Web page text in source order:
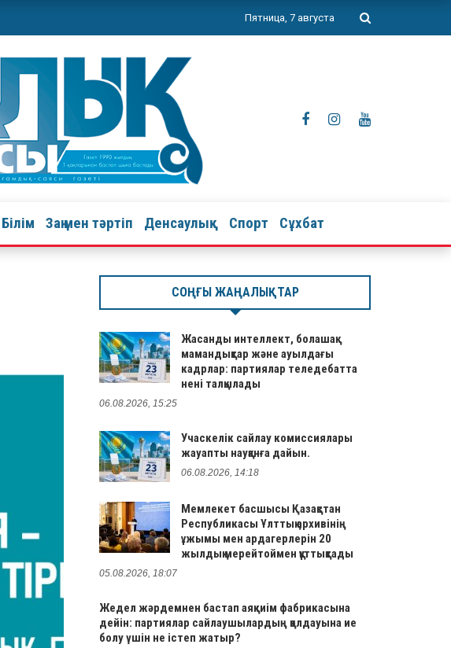
Пятница, 7 августа
Білім Заң мен тәртіп Денсаулық Спорт Сұхбат
СОҢҒЫ ЖАҢАЛЫҚТАР
Жасанды интеллект, болашақ
мамандықтар және ауылдағы
кадрлар: партиялар теледебатта
нені талқылады
06.08.2026, 15:25
Учаскелік сайлау комиссиялары
жауапты науқанға дайын.
06.08.2026, 14:18
Мемлекет басшысы Қазақстан
Республикасы Ұлттық архивінің
ұжымы мен ардагерлерін 20
жылдық мерейтоймен құттықтады
05.08.2026, 18:07
Жедел жәрдемнен бастап аяқкиім фабрикасына
дейін: партиялар сайлаушылардың қолдауына ие
болу үшін не істеп жатыр?